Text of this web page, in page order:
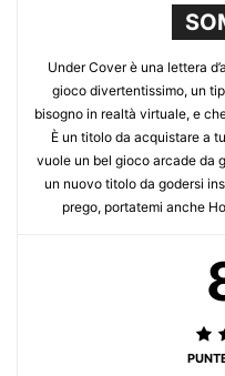
Under Cover è una lettera
gioco divertentissimo, un
bisogno in realtà virtuale, e
È un titolo da acquistare a
vuole un bel gioco arcade da
un nuovo titolo da godersi
prego, portatemi anche